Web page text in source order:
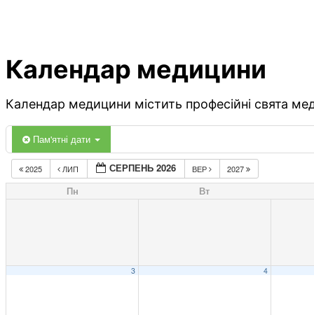
Календар медицини
Календар медицини містить професійні свята
Пам'ятні дати
2025 ЛИП СЕРПЕНЬ 2026 ВЕР 2027
Пн Вт
3 4